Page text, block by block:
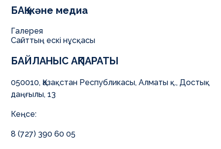
БАЙЛАНЫС АҚПАРАТЫ
050010, Қазақстан Республикасы, Алматы қ., Достық
даңғылы, 13
Кеңсе:
8 (727) 390 60 05
БАҚ және медиа
Галерея
Сайттың ескі нұсқасы